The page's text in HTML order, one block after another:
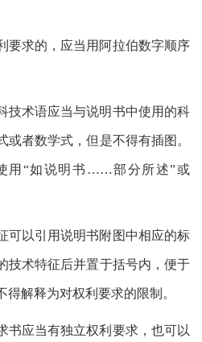
要求的，应当用阿拉伯数字顺序
技术语应当与说明书中使用的科
者数学式，但是不得有插图。
用“如说明书……部分所述”或
可以引用说明书附图中相应的标
技术特征后并置于括号内，便于
解释为对权利要求的限制。
应当有独立权利要求，也可以